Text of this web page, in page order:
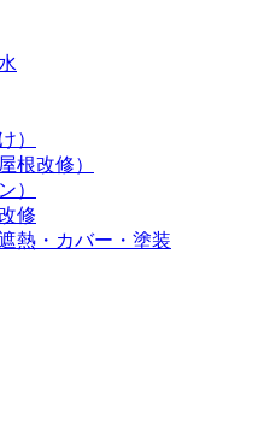
）
根改修）
）
修
熱・カバー・塗装